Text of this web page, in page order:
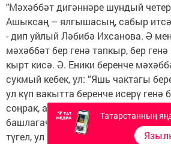
"Мәхәббәт дигәннәре шундый
Ашыксаң – ялгышасың, сабыр
- дип уйлый Ләбибә Ихсанова. Ә
мәхәббәт бер генә тапкыр, бер генә
кырт кисә. Ә. Еники беренче
сукмый кебек, ул: ”Яшь чактагы
ул күп вакытта беренче исерү
соңрак, акылга утыргач, ак белән
башлагач килә... Чын ярату ул бары
түгел, ул – акыл эше дә.
Татарстанның